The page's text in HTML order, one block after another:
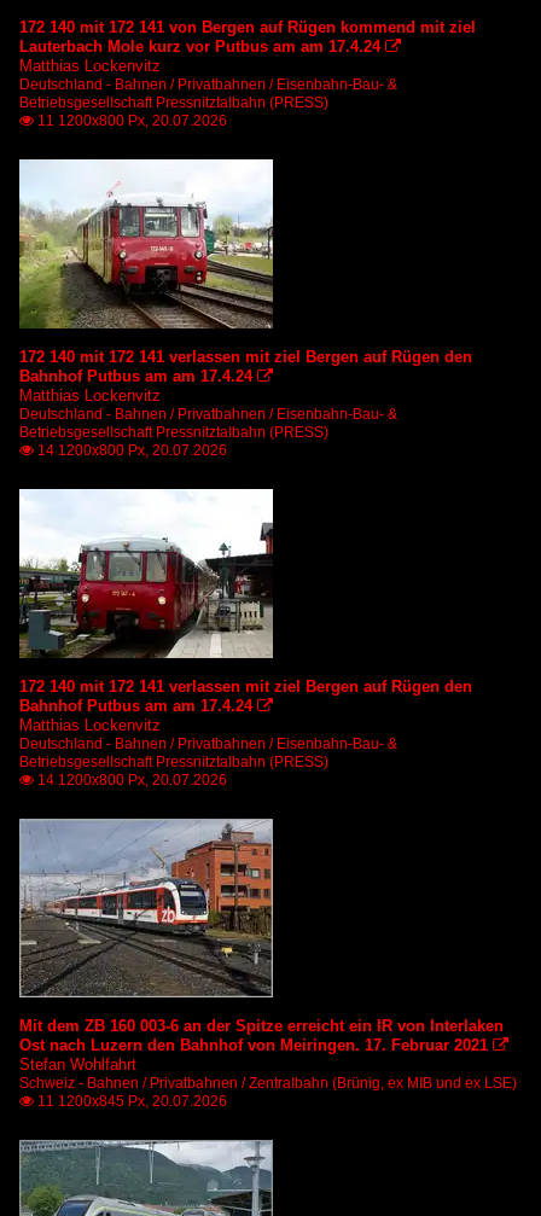
172 140 mit 172 141 von Bergen auf Rügen kommend mit ziel
Lauterbach Mole kurz vor Putbus am am 17.4.24 
Matthias Lockenvitz
Deutschland - Bahnen / Privatbahnen / Eisenbahn-Bau- &
Betriebsgesellschaft Pressnitztalbahn (PRESS)
 11 1200x800 Px, 20.07.2026
172 140 mit 172 141 verlassen mit ziel Bergen auf Rügen den
Bahnhof Putbus am am 17.4.24 
Matthias Lockenvitz
Deutschland - Bahnen / Privatbahnen / Eisenbahn-Bau- &
Betriebsgesellschaft Pressnitztalbahn (PRESS)
 14 1200x800 Px, 20.07.2026
172 140 mit 172 141 verlassen mit ziel Bergen auf Rügen den
Bahnhof Putbus am am 17.4.24 
Matthias Lockenvitz
Deutschland - Bahnen / Privatbahnen / Eisenbahn-Bau- &
Betriebsgesellschaft Pressnitztalbahn (PRESS)
 14 1200x800 Px, 20.07.2026
Mit dem ZB 160 003-6 an der Spitze erreicht ein IR von Interlaken
Ost nach Luzern den Bahnhof von Meiringen. 17. Februar 2021 
Stefan Wohlfahrt
Schweiz - Bahnen / Privatbahnen / Zentralbahn (Brünig, ex MIB und ex LSE)
 11 1200x845 Px, 20.07.2026